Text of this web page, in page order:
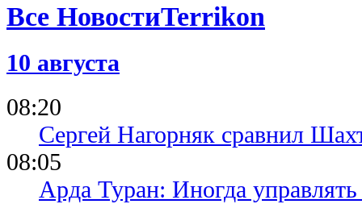
Все Новости
10 августа
08:20
Сергей Нагорняк сравнил
08:05
Арда Туран: Иногда